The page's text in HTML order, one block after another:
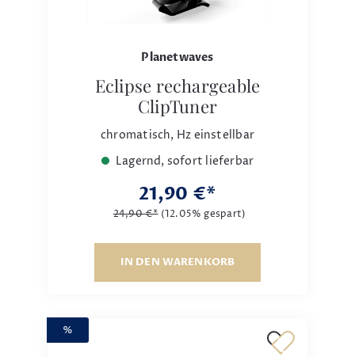
Planetwaves
Eclipse rechargeable
ClipTuner
chromatisch, Hz einstellbar
Lagernd, sofort lieferbar
21,90 €*
24,90 €* (12.05% gespart)
IN DEN WARENKORB
%